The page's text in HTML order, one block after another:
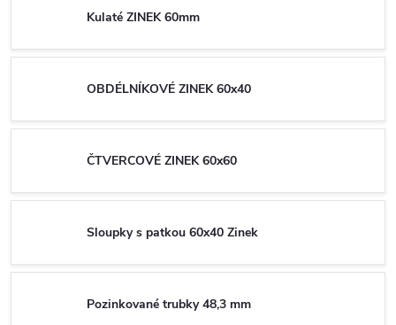
Kulaté ZINEK 60mm
OBDÉLNÍKOVÉ ZINEK 60x40
ČTVERCOVÉ ZINEK 60x60
Sloupky s patkou 60x40 Zinek
Pozinkované trubky 48,3 mm